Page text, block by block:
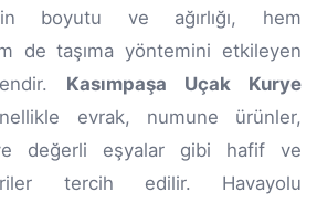
boyutu ve ağırlığı, hem
de taşıma yöntemini etkileyen
Kasımpaşa Uçak Kurye
evrak, numune ürünler,
değerli eşyalar gibi hafif ve
tercih edilir. Havayolu